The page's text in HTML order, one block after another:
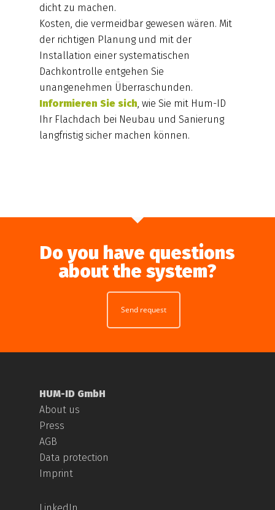
dicht zu machen.
Kosten, die vermeidbar gewesen wären. Mit
der richtigen Planung und mit der
Installation einer systematischen
Dachkontrolle entgehen Sie
unangenehmen Überraschunden.
Informieren Sie sich, wie Sie mit Hum-ID
Ihr Flachdach bei Neubau und Sanierung
langfristig sicher machen können.
Do you have questions
about the system?
Send request
HUM-ID GmbH
About us
Press
AGB
Data protection
Imprint